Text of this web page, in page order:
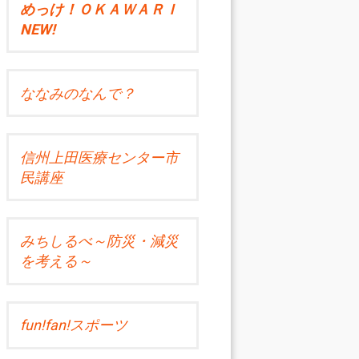
めっけ！ＯＫＡＷＡＲＩ
NEW!
ななみのなんで？
信州上田医療センター市
民講座
みちしるべ～防災・減災
を考える～
fun!fan!スポーツ